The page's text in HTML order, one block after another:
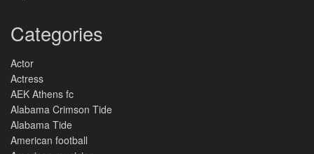
Categories
Actor
Actress
AEK Athens fc
Alabama Crimson Tide
Alabama Tide
American football